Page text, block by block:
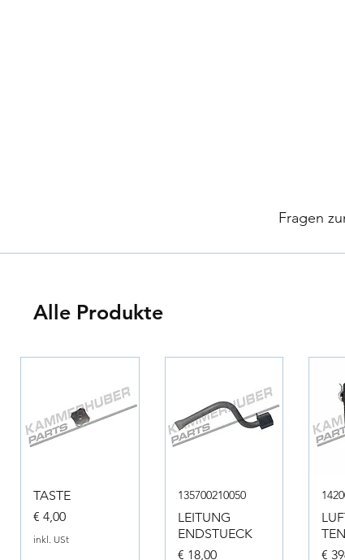
Fragen
Alle Produkte
TASTE
Preis
€ 4,00
inkl. USt
135700210050
LEITUNG
ENDSTUECK
Preis
€ 18,00 €